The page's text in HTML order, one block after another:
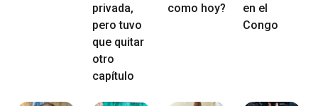
privada,
pero tuvo
que quitar
otro
capítulo
como hoy?
en el
Congo